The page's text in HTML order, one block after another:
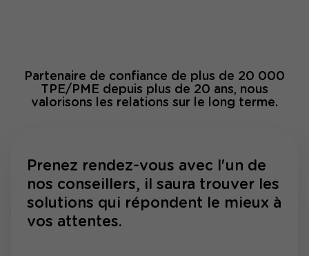
Partenaire de confiance de plus de 20 000
TPE/PME depuis plus de 20 ans, nous
valorisons les relations sur le long terme.
Prenez rendez-vous avec l'un de
nos conseillers, il saura trouver les
solutions qui répondent le mieux à
vos attentes.